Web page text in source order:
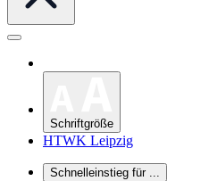
Schriftgröße
HTWK Leipzig
Schnelleinstieg für ...